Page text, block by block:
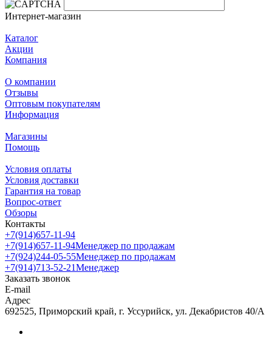
Интернет-магазин
Каталог
Акции
Компания
О компании
Отзывы
Оптовым покупателям
Информация
Магазины
Помощь
Условия оплаты
Условия доставки
Гарантия на товар
Вопрос-ответ
Обзоры
Контакты
+7(914)657-11-94
+7(914)657-11-94Менеджер по продажам
+7(924)244-05-55Менеджер по продажам
+7(914)713-52-21Менеджер
Заказать звонок
E-mail
Адрес
692525, Приморский край, г. Уссурийск, ул. Декабристов 40/А